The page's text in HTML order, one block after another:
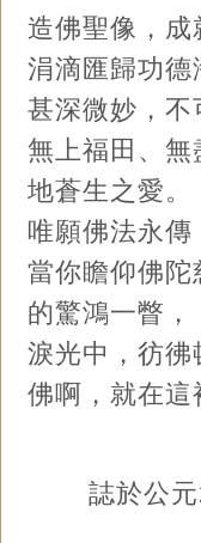
造佛聖像，成
涓滴匯歸功德
甚深微妙，不
無上福田、無
地蒼生之愛。
唯願佛法永傳
當你瞻仰佛
的驚鴻一瞥，
淚光中，彷
佛啊，就在這
誌於公